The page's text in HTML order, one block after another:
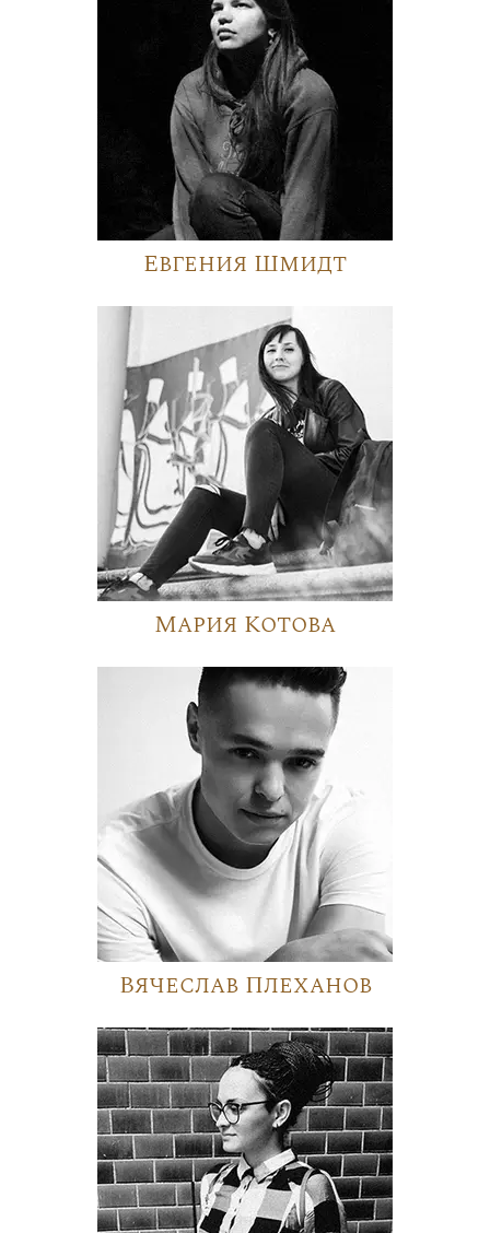
Евгения Шмидт
Мария Котова
Вячеслав Плеханов